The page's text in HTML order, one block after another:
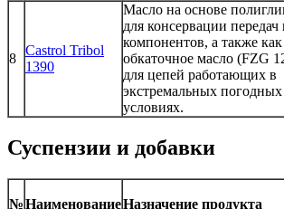
8
Castrol Tribol
1390
Масло на основе
для консервации передач
компонентов, а также как
обкаточное масло (FZG
для цепей работающих в
экстремальных погодных
условиях.
Суспензии и добавки
№НаименованиеНазначение продукта